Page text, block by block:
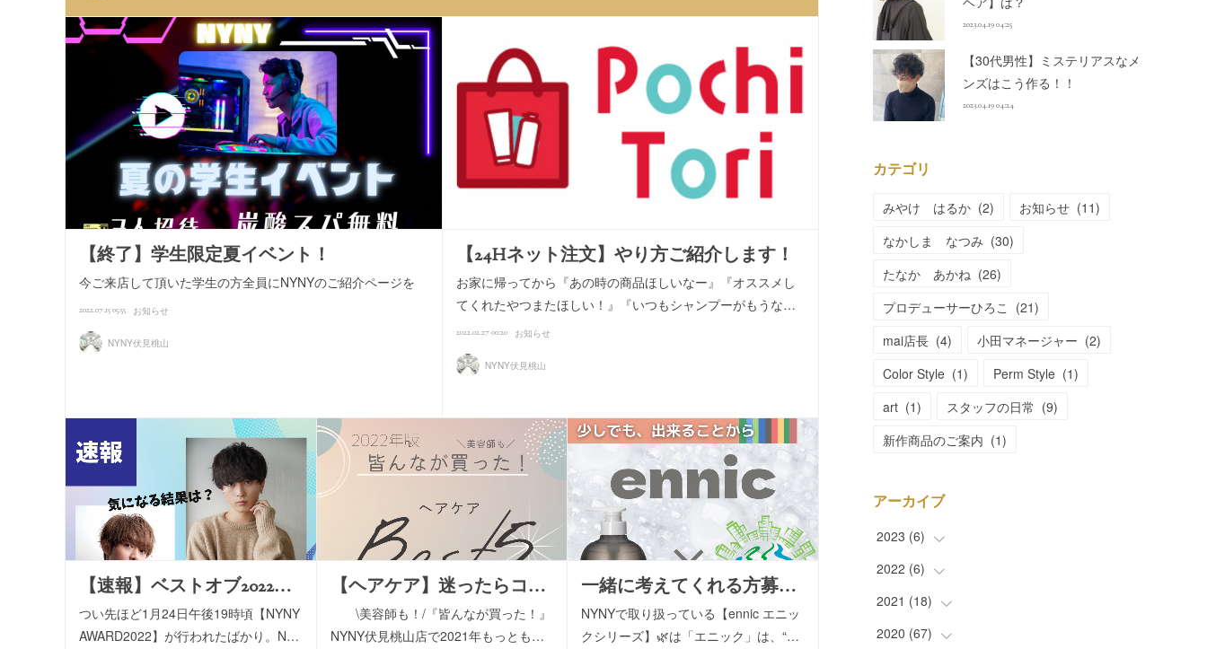
【終了】学生限定夏イベント！
今ご来店して頂いた学生の方全員にNYNYのご紹介ページを
2022.07.15 05:55 お知らせ
NYNY伏見桃山
【24Hネット注文】やり方ご紹介します！
お家に帰ってから『あの時の商品ほしいなー』『オススメし
てくれたやつまたほしい！』『いつもシャンプーがもうな…
2022.02.27 00:20 お知らせ
NYNY伏見桃山
【速報】ベストオブ2022…
つい先ほど1月24日午後19時頃【NYNY
AWARD2022】が行われたばかり。N…
【ヘアケア】迷ったらコ…
\美容師も！/『皆んなが買った！』
NYNY伏見桃山店で2021年もっとも…
一緒に考えてくれる方募…
NYNYで取り扱っている【ennic エニッ
クシリーズ】🌿は「エニック」は、“…
2023.04.19 04:25
【30代男性】ミステリアスなメ
ンズはこう作る！！
2023.04.19 04:24
カテゴリ
みやけ はるか (2) お知らせ (11)
なかしま なつみ (30)
たなか あかね (26)
プロデューサーひろこ (21)
mai店長 (4) 小田マネージャー (2)
Color Style (1) Perm Style (1)
art (1) スタッフの日常 (9)
新作商品のご案内 (1)
アーカイブ
2023 (6)
(1
(5)
2022 (6)
(1)
(1)
2021 (18)
(2)
2020 (67)